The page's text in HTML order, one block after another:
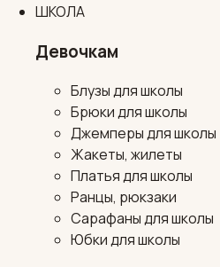
ШКОЛА
Девочкам
Блузы для школы
Брюки для школы
Джемперы для школы
Жакеты, жилеты
Платья для школы
Ранцы, рюкзаки
Сарафаны для школы
Юбки для школы